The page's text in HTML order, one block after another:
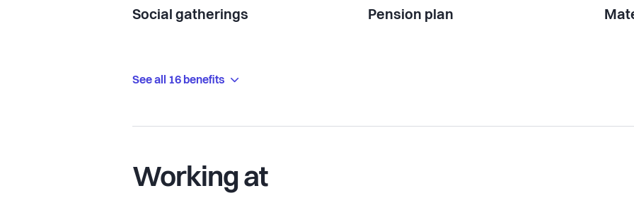
Social gatherings Pension plan
See all 16 benefits
Working at